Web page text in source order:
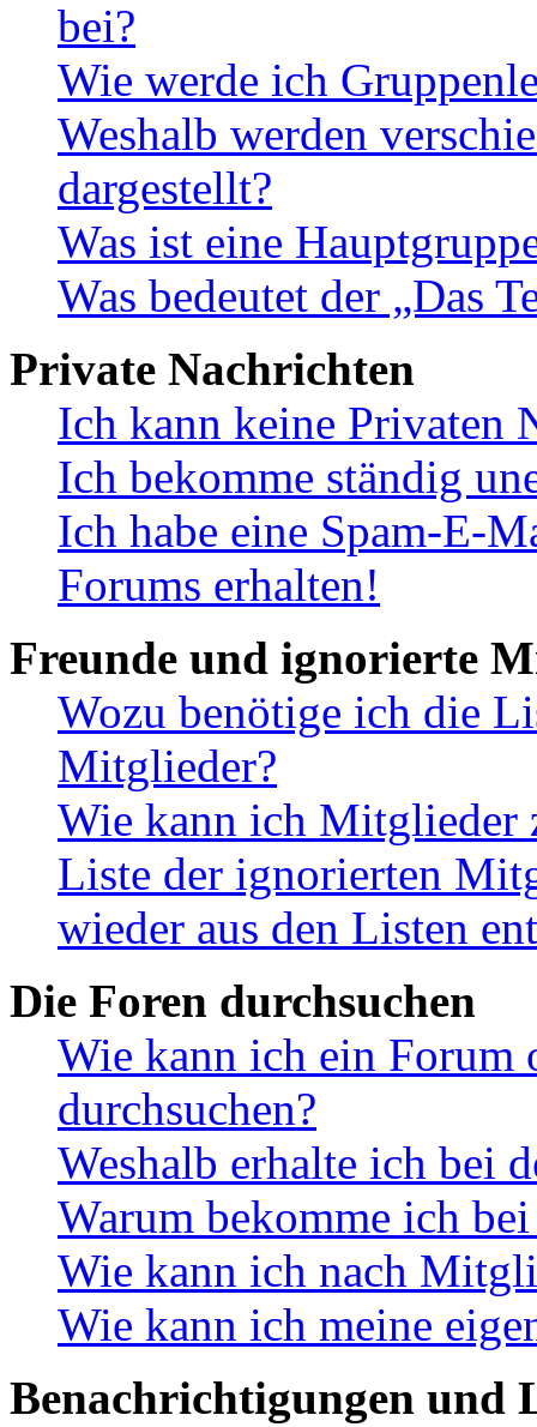
bei?
Wie werde ich
Weshalb werden
dargestellt?
Was ist eine
Was bedeutet der „Das
Private Nachrichten
Ich kann keine Privaten
Ich bekomme ständig
Ich habe eine Spam-E-
Forums erhalten!
Freunde und ignorierte
Wozu benötige ich die
Mitglieder?
Wie kann ich Mitglieder
Liste der ignorierten
wieder aus den Listen
Die Foren durchsuchen
Wie kann ich ein Forum
durchsuchen?
Weshalb erhalte ich bei
Warum bekomme ich
Wie kann ich nach
Wie kann ich meine
Benachrichtigungen und